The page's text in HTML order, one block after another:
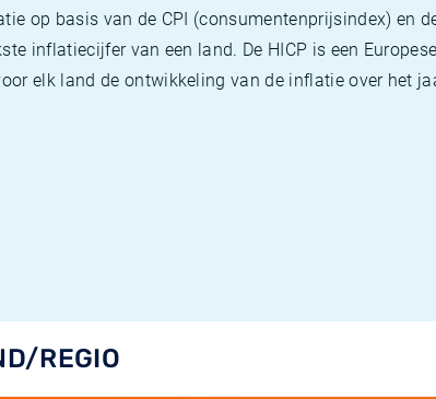
op basis van de CPI (consumentenprijsindex) en
inflatiecijfer van een land. De HICP is een
elk land de ontwikkeling van de inflatie over het
REGIO